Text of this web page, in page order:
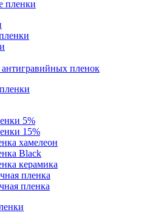
пленок
5%
15%
хамелеон
Black
керамика
пленка
пленка